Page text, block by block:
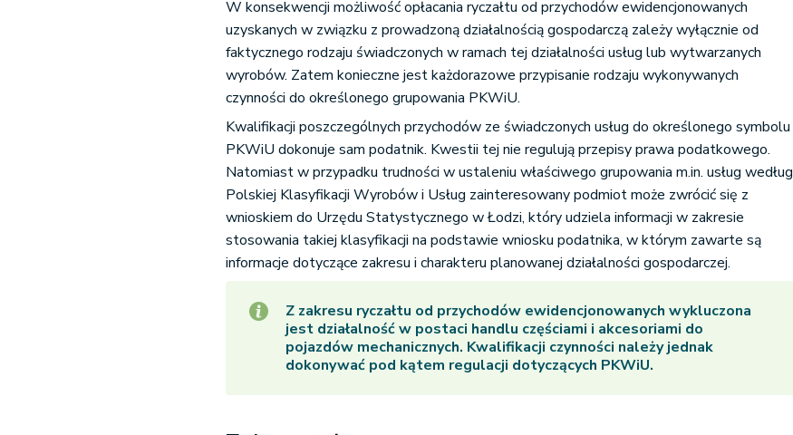
W konsekwencji możliwość opłacania ryczałtu od przychodów ewidencjonowanych
uzyskanych w związku z prowadzoną działalnością gospodarczą zależy wyłącznie od
faktycznego rodzaju świadczonych w ramach tej działalności usług lub wytwarzanych
wyrobów. Zatem konieczne jest każdorazowe przypisanie rodzaju wykonywanych
czynności do określonego grupowania PKWiU.
Kwalifikacji poszczególnych przychodów ze świadczonych usług do określonego symbolu
PKWiU dokonuje sam podatnik. Kwestii tej nie regulują przepisy prawa podatkowego.
Natomiast w przypadku trudności w ustaleniu właściwego grupowania m.in. usług według
Polskiej Klasyfikacji Wyrobów i Usług zainteresowany podmiot może zwrócić się z
wnioskiem do Urzędu Statystycznego w Łodzi, który udziela informacji w zakresie
stosowania takiej klasyfikacji na podstawie wniosku podatnika, w którym zawarte są
informacje dotyczące zakresu i charakteru planowanej działalności gospodarczej.
Z zakresu ryczałtu od przychodów ewidencjonowanych wykluczona
jest działalność w postaci handlu częściami i akcesoriami do
pojazdów mechanicznych. Kwalifikacji czynności należy jednak
dokonywać pod kątem regulacji dotyczących PKWiU.